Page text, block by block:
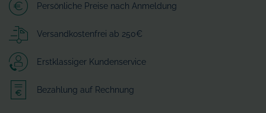
Persönliche Preise nach Anmeldung
Versandkostenfrei ab 250€
Erstklassiger Kundenservice
Bezahlung auf Rechnung